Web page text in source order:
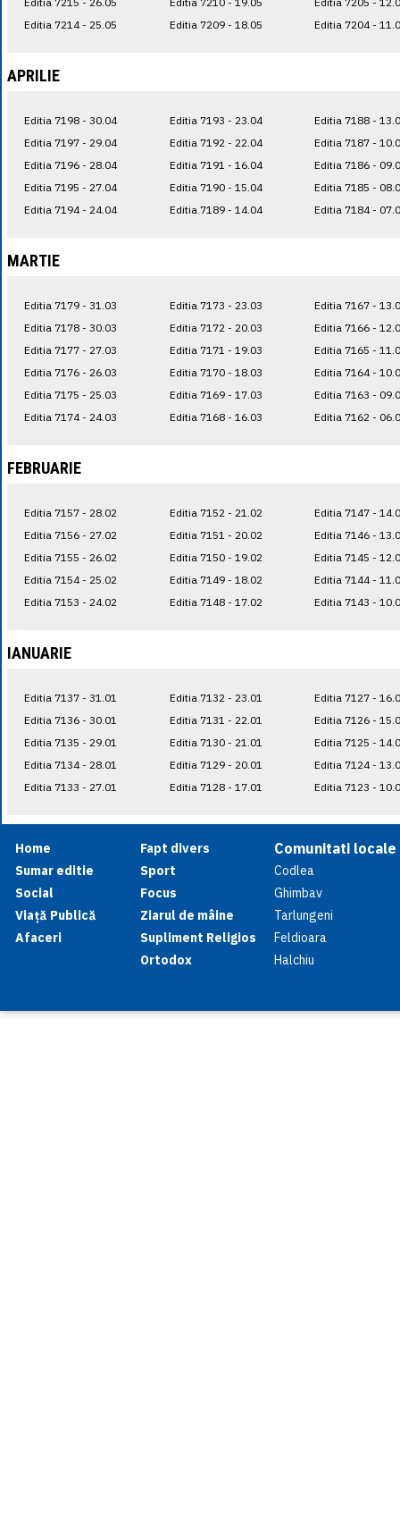
Editia 7214 - 25.05
Editia 7209 - 18.05
Editia 7204 -
APRILIE
Editia 7198 - 30.04
Editia 7197 - 29.04
Editia 7196 - 28.04
Editia 7195 - 27.04
Editia 7194 - 24.04
Editia 7193 - 23.04
Editia 7192 - 22.04
Editia 7191 - 16.04
Editia 7190 - 15.04
Editia 7189 - 14.04
Editia 7188 -
Editia 7187 -
Editia 7186 -
Editia 7185 -
Editia 7184 -
MARTIE
Editia 7179 - 31.03
Editia 7178 - 30.03
Editia 7177 - 27.03
Editia 7176 - 26.03
Editia 7175 - 25.03
Editia 7174 - 24.03
Editia 7173 - 23.03
Editia 7172 - 20.03
Editia 7171 - 19.03
Editia 7170 - 18.03
Editia 7169 - 17.03
Editia 7168 - 16.03
Editia 7167 -
Editia 7166 -
Editia 7165 -
Editia 7164 -
Editia 7163 -
Editia 7162 -
FEBRUARIE
Editia 7157 - 28.02
Editia 7156 - 27.02
Editia 7155 - 26.02
Editia 7154 - 25.02
Editia 7153 - 24.02
Editia 7152 - 21.02
Editia 7151 - 20.02
Editia 7150 - 19.02
Editia 7149 - 18.02
Editia 7148 - 17.02
Editia 7147 -
Editia 7146 -
Editia 7145 -
Editia 7144 -
Editia 7143 -
IANUARIE
Editia 7137 - 31.01
Editia 7136 - 30.01
Editia 7135 - 29.01
Editia 7134 - 28.01
Editia 7133 - 27.01
Editia 7132 - 23.01
Editia 7131 - 22.01
Editia 7130 - 21.01
Editia 7129 - 20.01
Editia 7128 - 17.01
Editia 7127 -
Editia 7126 -
Editia 7125 -
Editia 7124 -
Editia 7123 -
Home
Sumar editie
Social
Viață Publică
Afaceri
Fapt divers
Sport
Focus
Ziarul de mâine
Supliment Religios
Ortodox
Comunitati locale
Codlea
Ghimbav
Tarlungeni
Feldioara
Halchiu